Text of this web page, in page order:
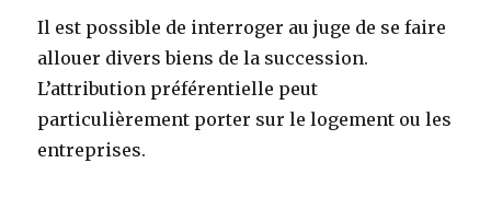
Il est possible de interroger au juge de se faire
allouer divers biens de la succession.
L’attribution préférentielle peut
particulièrement porter sur le logement ou les
entreprises.